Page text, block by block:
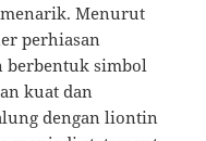
Menurut
perhiasan
berbentuk simbol
kuat dan
dengan liontin